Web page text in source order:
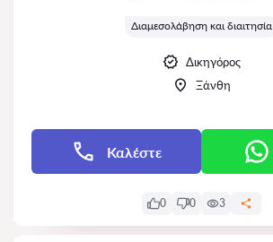
Διαμεσολάβηση και διαιτησία
Δικηγόρος
Ξάνθη
Καλέστε
0 0 3